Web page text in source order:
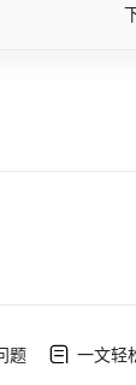
题 一文轻